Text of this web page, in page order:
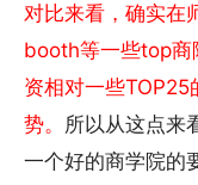
对比来看，确实在
booth等一些top商
资相对一些
势。 所以从这点来
一个好的商学院的